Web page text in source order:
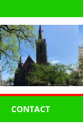
CONTACT